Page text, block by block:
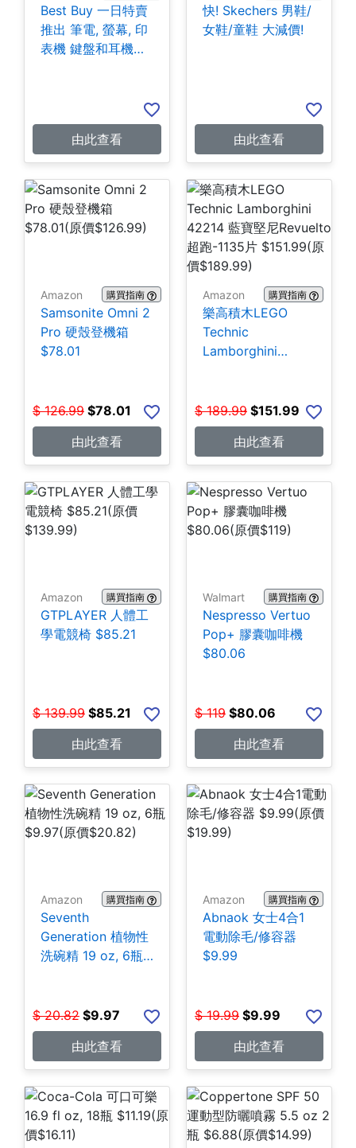
Best Buy 一日特賣
推出 筆電, 螢幕, 印
表機 鍵盤和耳機特
由此查看
快! Skechers 男鞋/
女鞋/童鞋 大減價!
由此查看
Amazon 購買指南
Samsonite Omni 2
Pro 硬殼登機箱
$78.01
$ 126.99 $78.01
由此查看
Amazon 購買指南
樂高積木LEGO
Technic
Lamborghini
片 $151.99
$ 189.99 $151.99
由此查看
Amazon 購買指南
GTPLAYER 人體工
學電競椅 $85.21
$ 139.99 $85.21
由此查看
Walmart 購買指南
Nespresso Vertuo
Pop+ 膠囊咖啡機
$80.06
$ 119 $80.06
由此查看
Amazon 購買指南
Seventh
Generation 植物性
洗碗精 19 oz, 6瓶
$ 20.82 $9.97
由此查看
Amazon 購買指南
Abnaok 女士4合1
電動除毛/修容器
$9.99
$ 19.99 $9.99
由此查看